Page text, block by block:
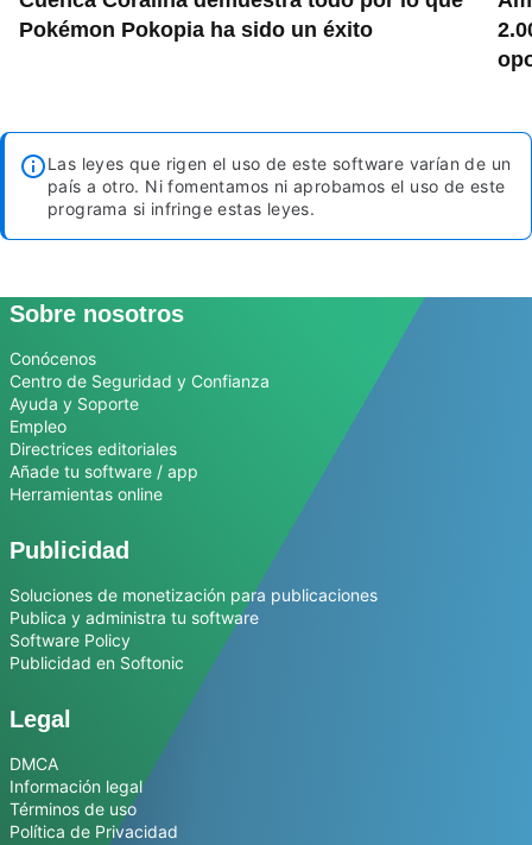
Pokémon Pokopia ha sido un éxito
Las leyes que rigen el uso de este software varían de un
país a otro. Ni fomentamos ni aprobamos el uso de este
programa si infringe estas leyes.
Sobre nosotros
Conócenos
Centro de Seguridad y Confianza
Ayuda y Soporte
Empleo
Directrices editoriales
Añade tu software / app
Herramientas online
Publicidad
Soluciones de monetización para publicaciones
Publica y administra tu software
Software Policy
Publicidad en Softonic
Legal
DMCA
Información legal
Términos de uso
Política de Privacidad